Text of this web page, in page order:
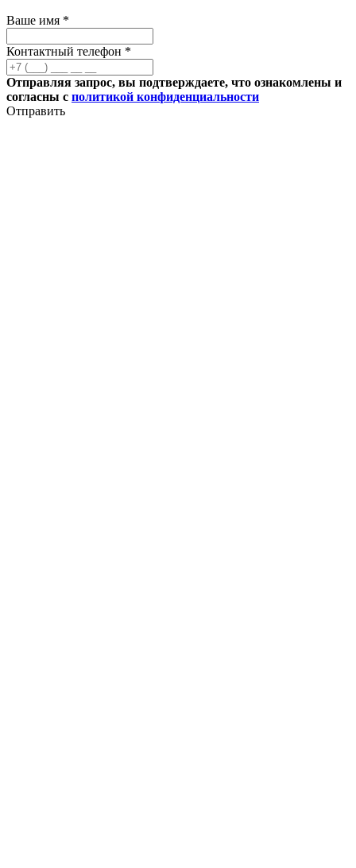
Ваше имя *
Контактный телефон *
Отправляя запрос, вы подтверждаете, что ознакомлены и
согласны с политикой конфиденциальности
Отправить